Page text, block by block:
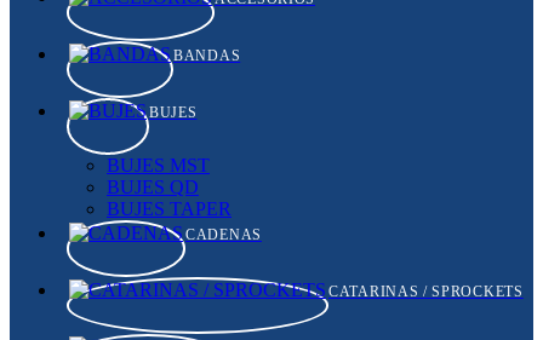
BANDAS
BUJES
BUJES MST
BUJES QD
BUJES TAPER
CADENAS
CATARINAS / SPROCKETS